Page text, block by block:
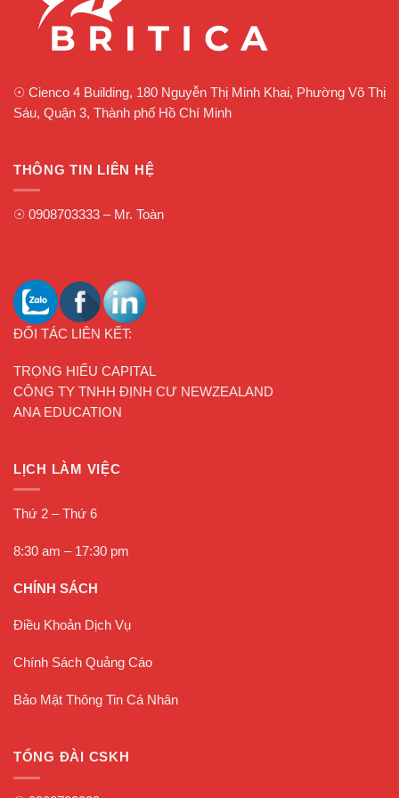
☉ Cienco 4 Building, 180 Nguyễn Thị Minh Khai, Phường Võ Thị
Sáu, Quận 3, Thành phố Hồ Chí Minh
THÔNG TIN LIÊN HỆ
☉ 0908703333 – Mr. Toàn
ĐỐI TÁC LIÊN KẾT:
TRỌNG HIẾU CAPITAL
CÔNG TY TNHH ĐỊNH CƯ NEWZEALAND
ANA EDUCATION
LỊCH LÀM VIỆC
Thứ 2 – Thứ 6
8:30 am – 17:30 pm
CHÍNH SÁCH
Điều Khoản Dịch Vụ
Chính Sách Quảng Cáo
Bảo Mật Thông Tin Cá Nhân
TỔNG ĐÀI CSKH